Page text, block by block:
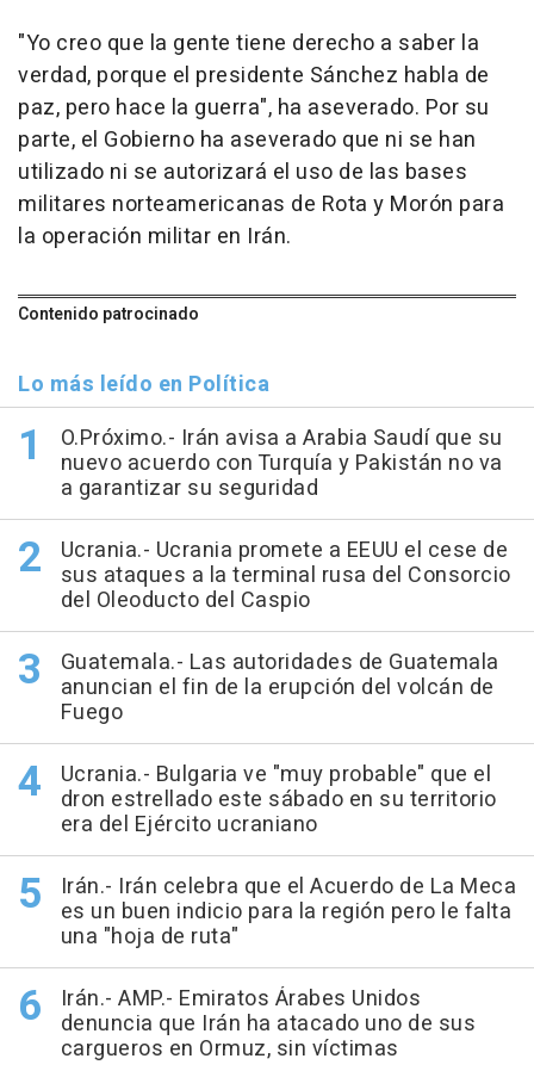
"Yo creo que la gente tiene derecho a saber la
verdad, porque el presidente Sánchez habla de
paz, pero hace la guerra", ha aseverado. Por su
parte, el Gobierno ha aseverado que ni se han
utilizado ni se autorizará el uso de las bases
militares norteamericanas de Rota y Morón para
la operación militar en Irán.
Contenido patrocinado
Lo más leído en Política
O.Próximo.- Irán avisa a Arabia Saudí que su
nuevo acuerdo con Turquía y Pakistán no va
a garantizar su seguridad
Ucrania.- Ucrania promete a EEUU el cese de
sus ataques a la terminal rusa del Consorcio
del Oleoducto del Caspio
Guatemala.- Las autoridades de Guatemala
anuncian el fin de la erupción del volcán de
Fuego
Ucrania.- Bulgaria ve "muy probable" que el
dron estrellado este sábado en su territorio
era del Ejército ucraniano
Irán.- Irán celebra que el Acuerdo de La Meca
es un buen indicio para la región pero le falta
una "hoja de ruta"
Irán.- AMP.- Emiratos Árabes Unidos
denuncia que Irán ha atacado uno de sus
cargueros en Ormuz, sin víctimas